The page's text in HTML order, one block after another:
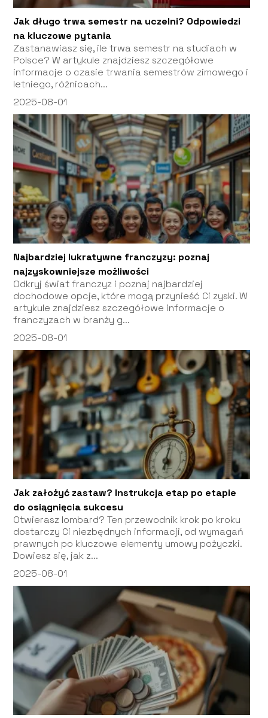
Jak długo trwa semestr na uczelni? Odpowiedzi
na kluczowe pytania
Zastanawiasz się, ile trwa semestr na studiach w
Polsce? W artykule znajdziesz szczegółowe
informacje o czasie trwania semestrów zimowego i
letniego, różnicach...
2025-08-01
Najbardziej lukratywne franczyzy: poznaj
najzyskowniejsze możliwości
Odkryj świat franczyz i poznaj najbardziej
dochodowe opcje, które mogą przynieść Ci zyski. W
artykule znajdziesz szczegółowe informacje o
franczyzach w branży g...
2025-08-01
Jak założyć zastaw? Instrukcja etap po etapie
do osiągnięcia sukcesu
Otwierasz lombard? Ten przewodnik krok po kroku
dostarczy Ci niezbędnych informacji, od wymagań
prawnych po kluczowe elementy umowy pożyczki.
Dowiesz się, jak z...
2025-08-01